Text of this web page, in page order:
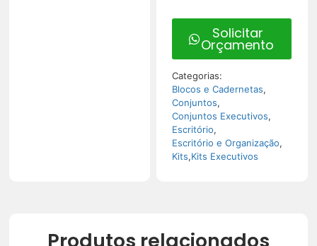
Solicitar
Orçamento
Categorias:
Blocos e Cadernetas,
Conjuntos,
Conjuntos Executivos,
Escritório,
Escritório e Organização,
Kits,Kits Executivos